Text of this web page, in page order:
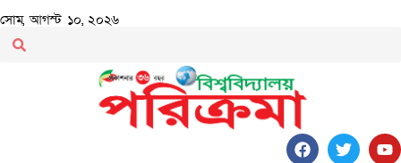
সোম, আগস্ট ১০, ২০২৬